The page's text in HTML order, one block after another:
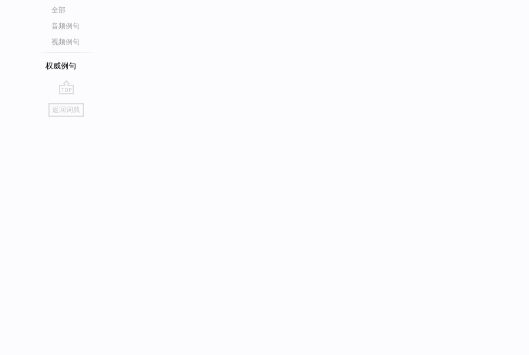
全部
音频例句
视频例句
权威例句
go
top
返回词典